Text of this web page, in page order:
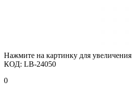
Нажмите на картинку для увеличения
КОД: LB-24050
0